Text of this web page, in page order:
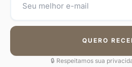
QUERO
🔒 Respeitamos sua